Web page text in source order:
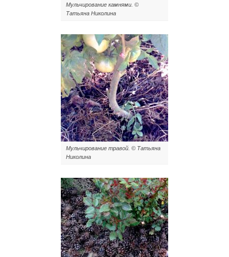
Мульчирование камнями. ©
Татьяна Николина
Мульчирование травой. © Татьяна
Николина